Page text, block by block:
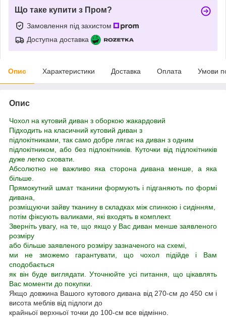
Що таке купити з Пром?
Замовлення під захистом
Доступна доставка
Опис Характеристики Доставка Оплата Умови
Опис
Чохол на кутовий диван з оборкою жакардовий
Підходить на класичний кутовий диван з
підлокітниками, так само добре лягає на диван з одним
підлокітником, або без підлокітників. Куточки від підлокітників
дуже легко сховати.
Абсолютно не важливо яка сторона дивана менше, а яка
більше.
Прямокутний шмат тканини формують і підганяють по формі
дивана,
розміщуючи зайву тканину в складках між спинкою і сидінням,
потім фіксують валиками, які входять в комплект.
Зверніть увагу, на те, що якщо у Вас диван менше заявленого
розміру
або більше заявленого розміру зазначеного на схемі,
ми не зможемо гарантувати, що чохол підійде і Вам
сподобається
як він буде виглядати. Уточнюйте усі питання, що цікавлять
Вас моменти до покупки.
Якщо довжина Вашого кутового дивана від 270-см до 450 см і
висота меблів від підлоги до
крайньої верхньої точки до 100-см все відмінно.